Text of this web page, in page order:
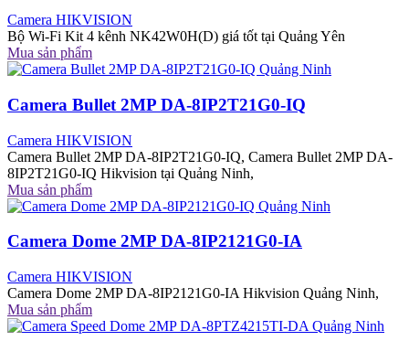
Camera HIKVISION
Bộ Wi-Fi Kit 4 kênh NK42W0H(D) giá tốt tại Quảng Yên
Mua sản phẩm
Camera Bullet 2MP DA-8IP2T21G0-IQ
Camera HIKVISION
Camera Bullet 2MP DA-8IP2T21G0-IQ, Camera Bullet 2MP DA-
8IP2T21G0-IQ Hikvision tại Quảng Ninh,
Mua sản phẩm
Camera Dome 2MP DA-8IP2121G0-IA
Camera HIKVISION
Camera Dome 2MP DA-8IP2121G0-IA Hikvision Quảng Ninh,
Mua sản phẩm